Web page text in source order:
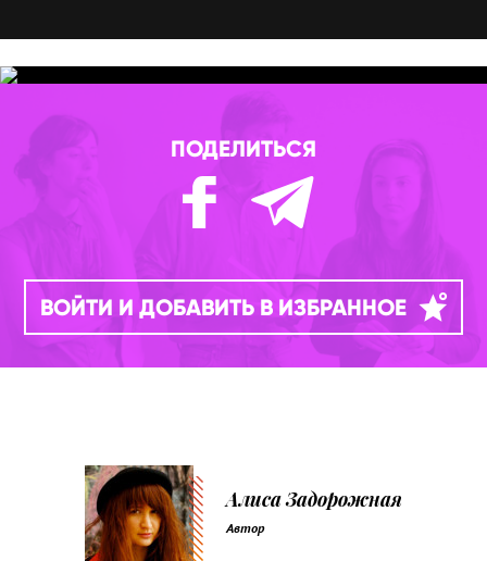
ПОДЕЛИТЬСЯ
ВОЙТИ И ДОБАВИТЬ В ИЗБРАННОЕ
Алиса Задорожная
Автор